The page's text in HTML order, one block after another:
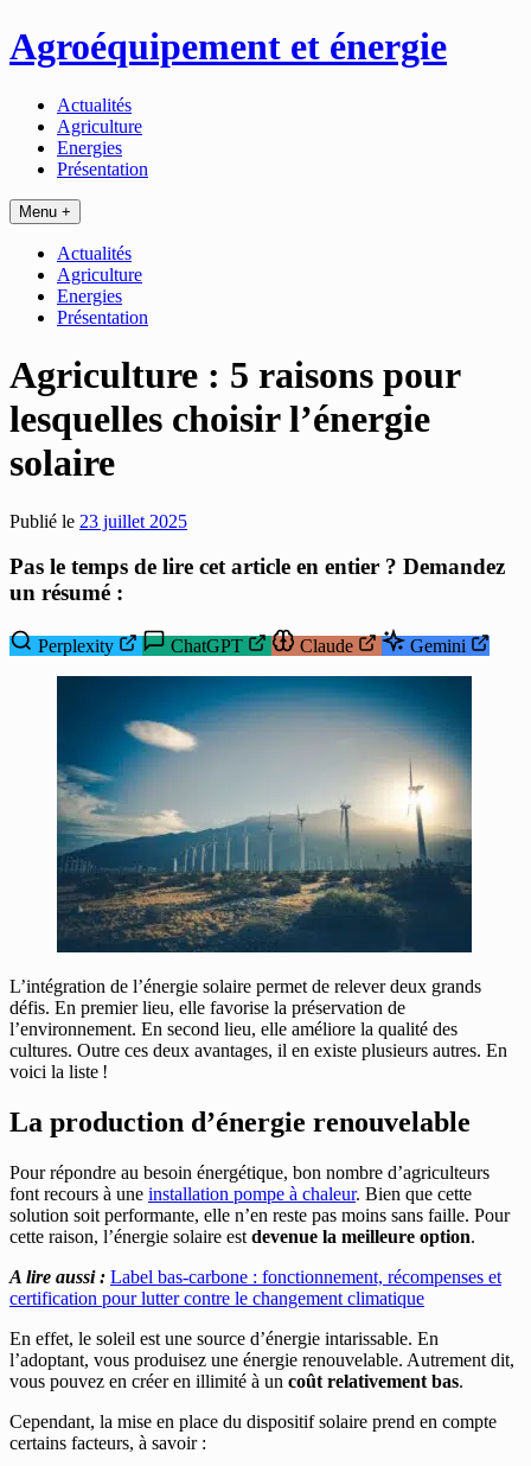
Passer
au
Agroéquipement et énergie
Actualités
Agriculture
Energies
Présentation
Menu +
Actualités
Agriculture
Energies
Présentation
Agriculture : 5 raisons pour
lesquelles choisir l’énergie
solaire
Publié le 23 juillet 2025
Pas le temps de lire cet article en entier ? Demandez
un résumé :
Perplexity ChatGPT Claude Gemini
L’intégration de l’énergie solaire permet de relever deux grands
défis. En premier lieu, elle favorise la préservation de
l’environnement. En second lieu, elle améliore la qualité des
cultures. Outre ces deux avantages, il en existe plusieurs autres. En
voici la liste !
La production d’énergie renouvelable
Pour répondre au besoin énergétique, bon nombre d’agriculteurs
font recours à une installation pompe à chaleur. Bien que cette
solution soit performante, elle n’en reste pas moins sans faille. Pour
cette raison, l’énergie solaire est devenue la meilleure option.
A lire aussi : Label bas-carbone : fonctionnement, récompenses et
certification pour lutter contre le changement climatique
En effet, le soleil est une source d’énergie intarissable. En
l’adoptant, vous produisez une énergie renouvelable. Autrement dit,
vous pouvez en créer en illimité à un coût relativement bas.
Cependant, la mise en place du dispositif solaire prend en compte
certains facteurs, à savoir :